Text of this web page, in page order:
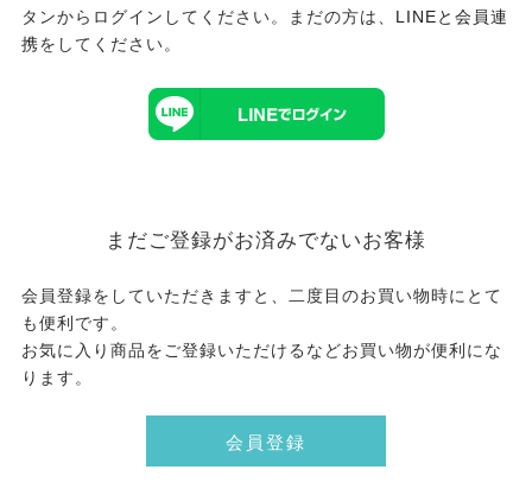
タンからログインしてください。まだの方は、 LINEと会員連
携をしてください。
まだご登録がお済みでないお客様
会員登録をしていただきますと、二度目のお買い物時にとて
も便利です。
お気に入り商品をご登録いただけるなどお買い物が便利にな
ります。
会員登録